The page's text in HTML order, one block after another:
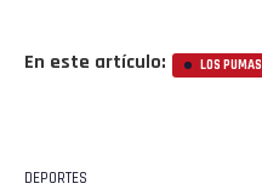
En este artículo: LOS PUMAS
DEPORTES